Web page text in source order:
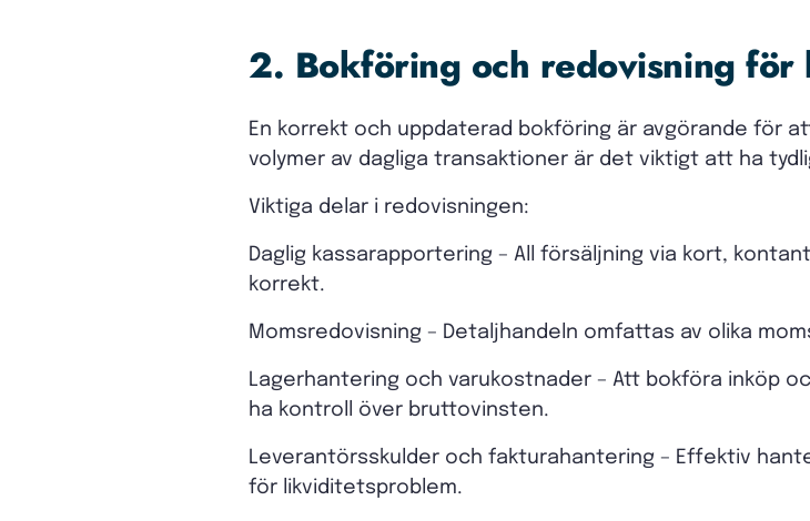
2. Bokföring och redovisning för
En korrekt och uppdaterad bokföring är avgörande för
volymer av dagliga transaktioner är det viktigt att ha
Viktiga delar i redovisningen:
Daglig kassarapportering – All försäljning via kort,
korrekt.
Momsredovisning – Detaljhandeln omfattas av olika
Lagerhantering och varukostnader – Att bokföra inköp
ha kontroll över bruttovinsten.
Leverantörsskulder och fakturahantering – Effektiv
för likviditetsproblem.